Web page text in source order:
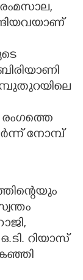
രംഗത്തെ
നോമ്പ്
റിയാസ്